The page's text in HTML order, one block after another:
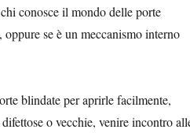
conosce il mondo delle porte
oppure se è un meccanismo interno
blindate per aprirle facilmente,
o vecchie, venire incontro